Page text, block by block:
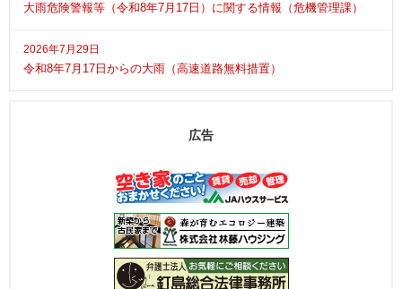
大雨危険警報等（令和8年7月17日）に関する情報（危機管理課）
2026年7月29日
令和8年7月17日からの大雨（高速道路無料措置）
広告